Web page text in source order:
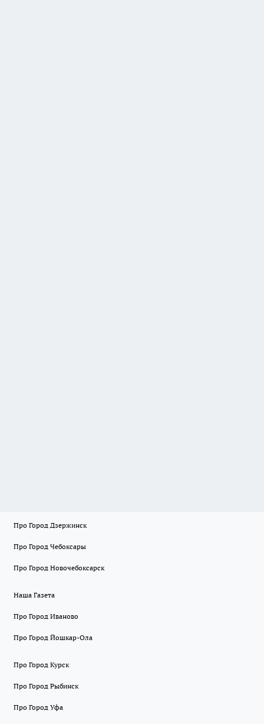
Про Город Дзержинск
Про Город Чебоксары
Про Город Новочебоксарск
Наша Газета
Про Город Иваново
Про Город Йошкар-Ола
Про Город Курск
Про Город Рыбинск
Про Город Уфа